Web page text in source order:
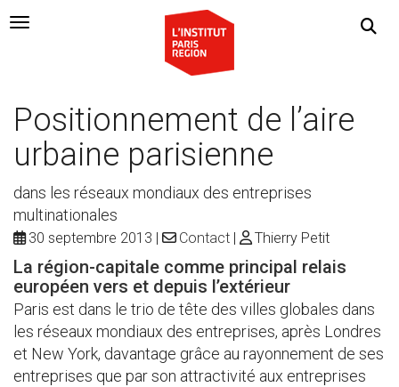
Navigation Toggle
Positionnement de l’aire
urbaine parisienne
dans les réseaux mondiaux des entreprises
multinationales
30 septembre 2013 Contact Thierry Petit
La région-capitale comme principal relais
européen vers et depuis l’extérieur
Paris est dans le trio de tête des villes globales dans
les réseaux mondiaux des entreprises, après Londres
et New York, davantage grâce au rayonnement de ses
entreprises que par son attractivité aux entreprises